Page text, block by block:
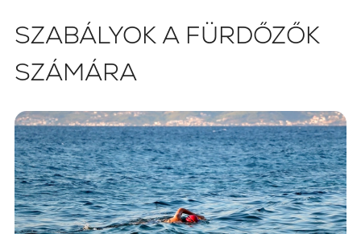
SZABÁLYOK A FÜRDŐZŐK
SZÁMÁRA